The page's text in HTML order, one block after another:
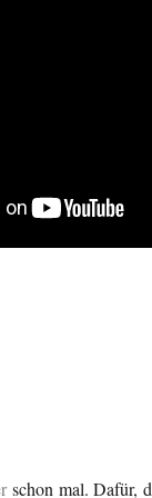
schon mal. Dafür,